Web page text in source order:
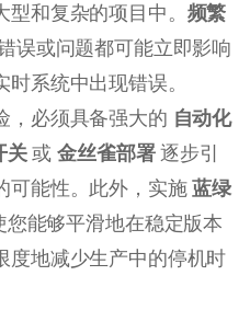
和复杂的项目中。 频繁
误或问题都可能立即影响
系统中出现错误。
，必须具备强大的 自动化
关或金丝雀部署逐步引
可能性。此外，实施蓝绿
能够平滑地在稳定版本
度地减少生产中的停机时